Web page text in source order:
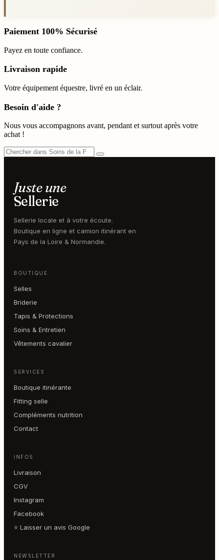
Paiement 100% Sécurisé
Payez en toute confiance.
Livraison rapide
Votre équipement équestre, livré en un éclair.
Besoin d'aide ?
Nous vous accompagnons avant, pendant et surtout après votre
achat !
Juste une
Sellerie
Sellerie locale et à votre écoute.
Boutique en ligne et camion itinérant en
Pays de la Loire & Normandie.
BOUTIQUE
Selles
Briderie
Tapis & Protections
Soins & Entretien
Vêtements cavalier
SERVICES
Boutique itinérante
Fitting selle
Compléments nutrition
Contact
INFOS
Livraison
CGV
Instagram
Facebook
⭐ Laisser un avis Google
NEWSLETTER